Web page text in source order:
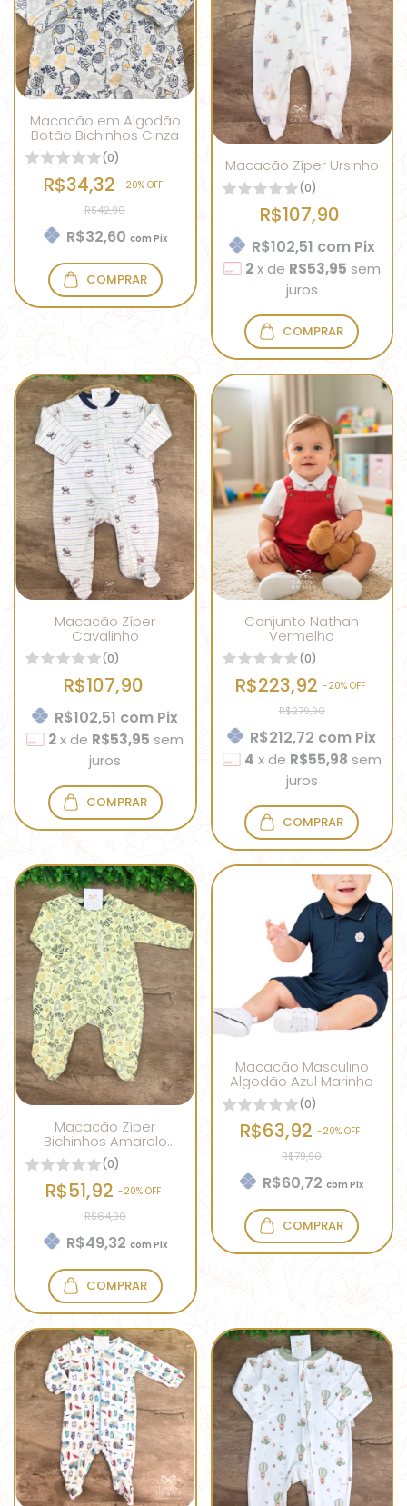
Macacão em Algodão
Botão Bichinhos Cinza
(0)
R$34,32-20% OFF
R$42,90
R$32,60 com Pix
COMPRAR
Macacão Zíper Ursinho
(0)
R$107,90
R$102,51 com Pix
2 x de R$53,95 sem
juros
COMPRAR
Macacão Zíper
Cavalinho
(0)
R$107,90
R$102,51 com Pix
2 x de R$53,95 sem
juros
COMPRAR
Conjunto Nathan
Vermelho
(0)
R$223,92 -20% OFF
R$279,90
R$212,72 com Pix
4 x de R$55,98 sem
juros
COMPRAR
Macacão Zíper
Bichinhos Amarelo
Bebê
(0)
R$51,92-20% OFF
R$64,90
R$49,32 com Pix
COMPRAR
Macacão Masculino
Algodão Azul Marinho
(0)
R$63,92-20% OFF
R$79,90
R$60,72com Pix
COMPRAR